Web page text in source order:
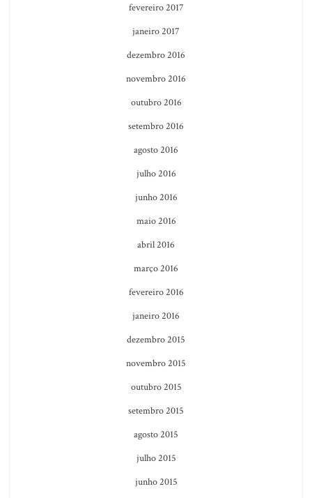
fevereiro 2017
janeiro 2017
dezembro 2016
novembro 2016
outubro 2016
setembro 2016
agosto 2016
julho 2016
junho 2016
maio 2016
abril 2016
março 2016
fevereiro 2016
janeiro 2016
dezembro 2015
novembro 2015
outubro 2015
setembro 2015
agosto 2015
julho 2015
junho 2015